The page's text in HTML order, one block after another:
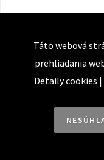
Táto webová
prehliadania
Detaily cookies |